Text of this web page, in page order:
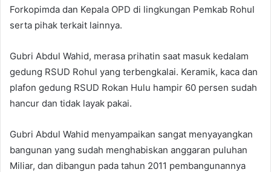
Forkopimda dan Kepala OPD di lingkungan Pemkab Rohul
serta pihak terkait lainnya.
Gubri Abdul Wahid, merasa prihatin saat masuk kedalam
gedung RSUD Rohul yang terbengkalai. Keramik, kaca dan
plafon gedung RSUD Rokan Hulu hampir 60 persen sudah
hancur dan tidak layak pakai.
Gubri Abdul Wahid menyampaikan sangat menyayangkan
bangunan yang sudah menghabiskan anggaran puluhan
Miliar, dan dibangun pada tahun 2011 pembangunannya